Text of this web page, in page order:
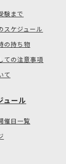
験まで
スケジュール
の持ち物
ての注意事項
て
ュール
催日一覧